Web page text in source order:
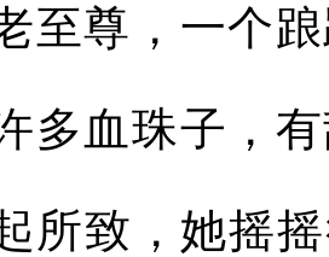
至尊，一个
多血珠子，
所致，她摇